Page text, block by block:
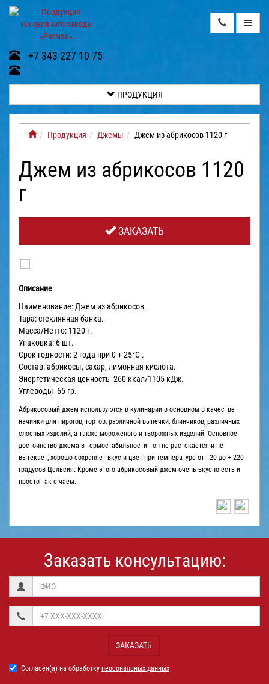
+7 343 227 10 75
ВИДЕОГАЛЕРЕЯ
КОНТАКТЫ
ДОСТАВКА
ОПЛАТА
ОТЗЫВЫ
ПРОДУКЦИЯ
Продукция Джемы Джем из абрикосов 1120 г
Джем из абрикосов 1120
г
ЗАКАЗАТЬ
Описание
Наименование: Джем из абрикосов.
Тара: стеклянная банка.
Масса/Нетто: 1120 г.
Упаковка: 6 шт.
Срок годности: 2 года при 0 + 25°С .
Состав: абрикосы, сахар, лимонная кислота.
Энергетическая ценность- 260 ккал/1105 кДж.
Углеводы- 65 гр.
Абрикосовый джем используются в кулинарии в основном в качестве
начинки для пирогов, тортов, различной выпечки, блинчиков, различных
слоеных изделий, а также мороженого и творожных изделий. Основное
достоинство джема в термостабильности - он не растекается и не
вытекает, хорошо сохраняет вкус и цвет при температуре от - 20 до + 220
градусов Цельсия. Кроме этого абрикосовый джем очень вкусно есть и
просто так с чаем.
Заказать консультацию:
ЗАКАЗАТЬ
Согласен(а) на обработку персональных данных